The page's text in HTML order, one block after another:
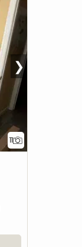
11
❯